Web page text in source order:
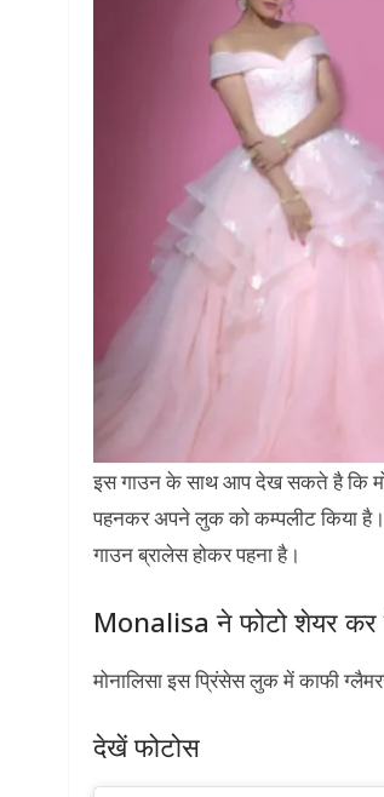
इस गाउन के साथ आप देख सकते है कि
पहनकर अपने लुक को कम्पलीट किया
गाउन ब्रालेस होकर पहना है।
Monalisa ने फोटो शेयर कर
मोनालिसा इस प्रिंसेस लुक में काफी
देखें फोटोस